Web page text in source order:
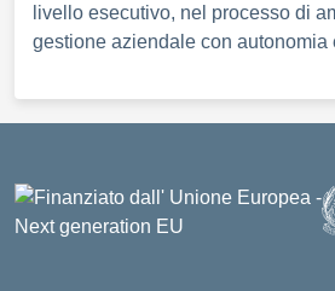
livello esecutivo, nel processo di
gestione aziendale con autonomia